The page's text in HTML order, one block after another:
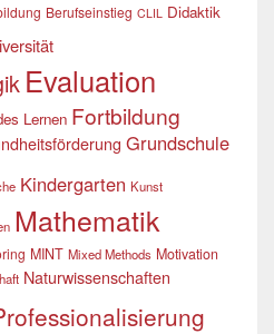
Berufseinstieg CLIL Didaktik
Evaluation
Lernen Fortbildung
Grundschule
Kindergarten Kunst
Mathematik
MINT Mixed Methods Motivation
Naturwissenschaften